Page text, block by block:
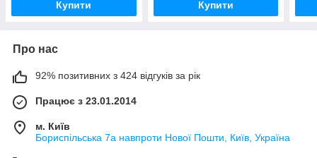
Купити Купити
Про нас
92% позитивних з 424 відгуків за рік
Працює з 23.01.2014
м. Київ
Бориспільська 7а навпроти Нової Пошти, Київ, Україна